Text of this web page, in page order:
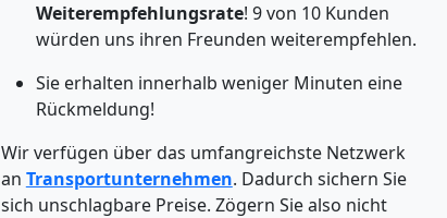
Weiterempfehlungsrate! 9 von 10 Kunden
würden uns ihren Freunden weiterempfehlen.
Sie erhalten innerhalb weniger Minuten eine
Rückmeldung!
Wir verfügen über das umfangreichste Netzwerk
an Transportunternehmen. Dadurch sichern Sie
sich unschlagbare Preise. Zögern Sie also nicht